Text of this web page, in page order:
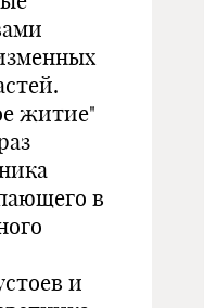
житие"
в
и